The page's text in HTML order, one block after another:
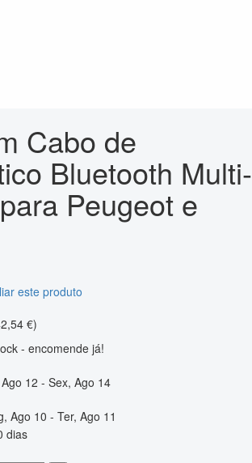
Cabo de
Bluetooth Multi-
Peugeot e
este produto
€)
- encomende já!
12 - Sex, Ago 14
Ago 10 - Ter, Ago 11
dias